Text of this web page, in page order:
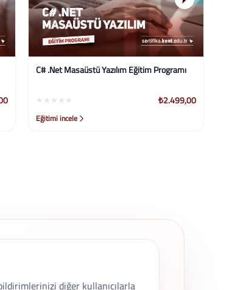
Yönetici Asistanlığı Sertifika Programı
₺2.499,00
Eğitimi incele
diğer kullanıcılarla